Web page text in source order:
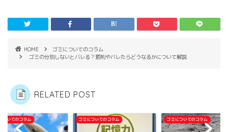
HOME
ゴミについてのコラム
ゴミの分別しないとバレる？罰則やバレたらどうなるかについて解説
RELATED POST
ついてのコラム ゴミについてのコラム ゴミについてのコラム